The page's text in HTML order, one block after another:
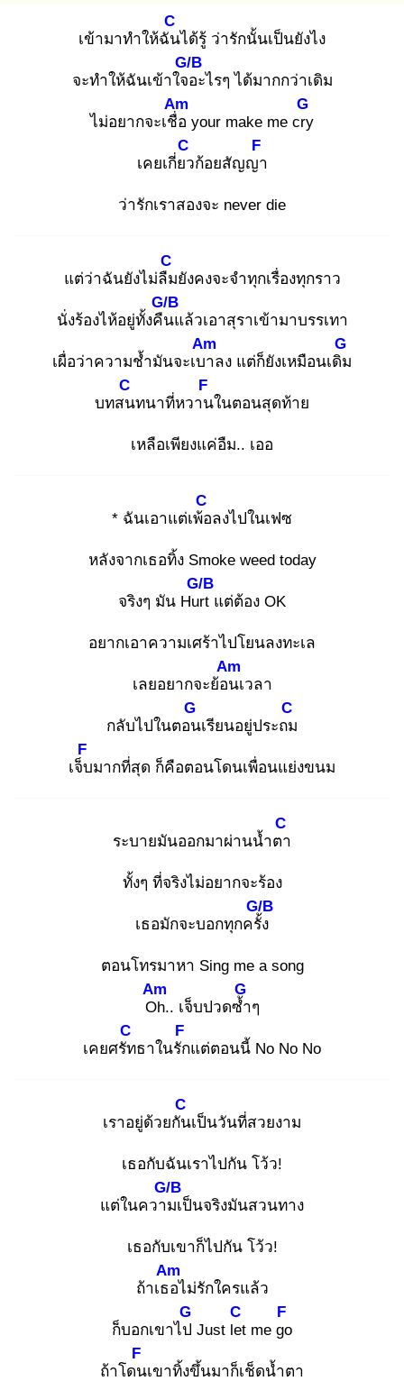
เข้ามาทำให้ฉัน
C
ได้รู้ ว่ารักนั้นเป็นยังไง
จะทำให้ฉันเข้าใจอ
G/B
ะไรๆ ได้มากกว่าเดิม
ไม่อยากจะเชื่อ
Am
your make me cry
G
เคยเกี่ยว
C
ก้อยสัญญา
F
ว่ารักเราสองจะ never die
แต่ว่าฉันยังไม่ลืม
C
ยังคงจะจำทุกเรื่องทุกราว
นั่งร้องไห้อยู่ทั้งคืน
G/B
แล้วเอาสุราเข้ามาบรรเทา
เผื่อว่าความช้ำมันจะเบา
Am
ลง แต่ก็ยังเหมือนเดิม
G
บทสน
C
ทนาที่หวาน
F
ในตอนสุดท้าย
เหลือเพียงแค่อืม.. เออ
* ฉันเอาแต่เพ้อ
C
ลงไปในเฟซ
หลังจากเธอทิ้ง Smoke weed today
จริงๆ มัน Hurt
G/B
แต่ต้อง OK
อยากเอาความเศร้าไปโยนลงทะเล
เลยอยากจะย้อน
Am
เวลา
กลับไปในตอน
G
เรียนอยู่ประถม
C
เจ็บ
F
มากที่สุด ก็คือตอนโดนเพื่อนแย่งขนม
ระบายมันออกมาผ่านน้ำตา
C
ทั้งๆ ที่จริงไม่อยากจะร้อง
เธอมักจะบอกทุกครั้ง
G/B
ตอนโทรมาหา Sing me a song
Oh
Am
.. เจ็บปวดซ้ำ
G
ๆ
เคยศรัท
C
ธาในรัก
F
แต่ตอนนี้ No No No
เราอยู่ด้วยกัน
C
เป็นวันที่สวยงาม
เธอกับฉันเราไปกัน โว้ว!
แต่ในความ
G/B
เป็นจริงมันสวนทาง
เธอกับเขาก็ไปกัน โว้ว!
ถ้าเธอ
Am
ไม่รักใครแล้ว
ก็บอกเขาไป
G
Just let
C
me go
F
ถ้าโดน
F
เขาทิ้งขึ้นมาก็เช็ดน้ำตา